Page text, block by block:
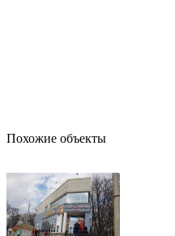
Похожие объекты